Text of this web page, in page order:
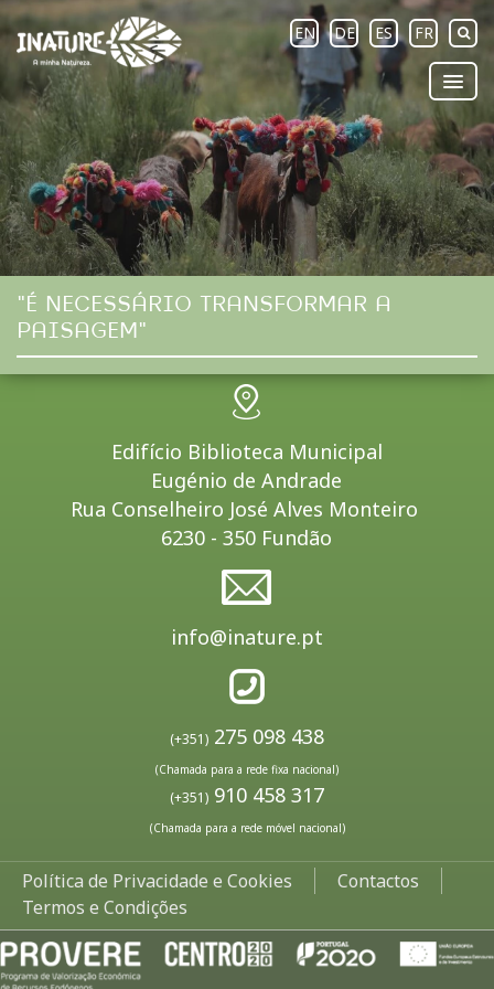
EN DE ES FR
"É NECESSÁRIO TRANSFORMAR A
PAISAGEM"
Edifício Biblioteca Municipal
Eugénio de Andrade
Rua Conselheiro José Alves Monteiro
6230 - 350 Fundão
info@inature.pt
(+351) 275 098 438
(Chamada para a rede fixa nacional)
(+351) 910 458 317
(Chamada para a rede móvel nacional)
Política de Privacidade e Cookies
Contactos
Termos e Condições